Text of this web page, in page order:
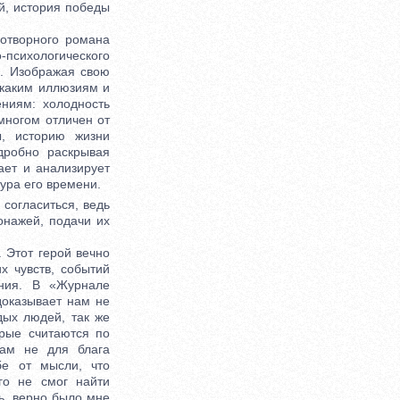
история победы
романа
Изображая свою
иллюзиям и
холодность
отличен от
историю жизни
раскрывая
и анализирует
его времени.
ведь
подачи их
герой вечно
чувств, событий
В «Журнале
нам не
людей, так же
считаются по
не для блага
от мысли, что
не смог найти